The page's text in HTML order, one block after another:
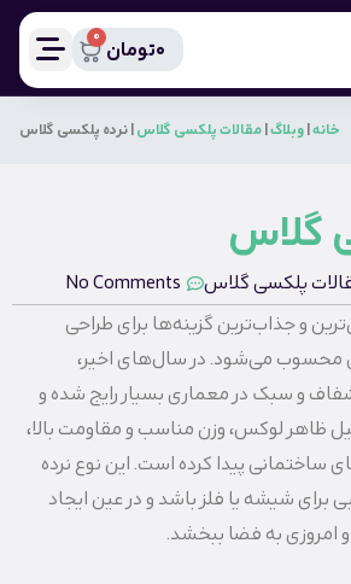
0تومان
0
خانه وبلاگ مقالات پلکسی گلاس نرده پلکسی گلاس
گلاس
پلکسی گلاس
No Comments
و جذاب‌ترین گزینه‌ها برای طراحی
محسوب می‌شود. در سال‌های اخیر،
و سبک در معماری بسیار رایج شده و
ظاهر لوکس، وزن مناسب و مقاومت بالا،
ساختمانی پیدا کرده است. این نوع نرده
برای شیشه یا فلز باشد و در عین ایجاد
و امروزی به فضا ببخشد.